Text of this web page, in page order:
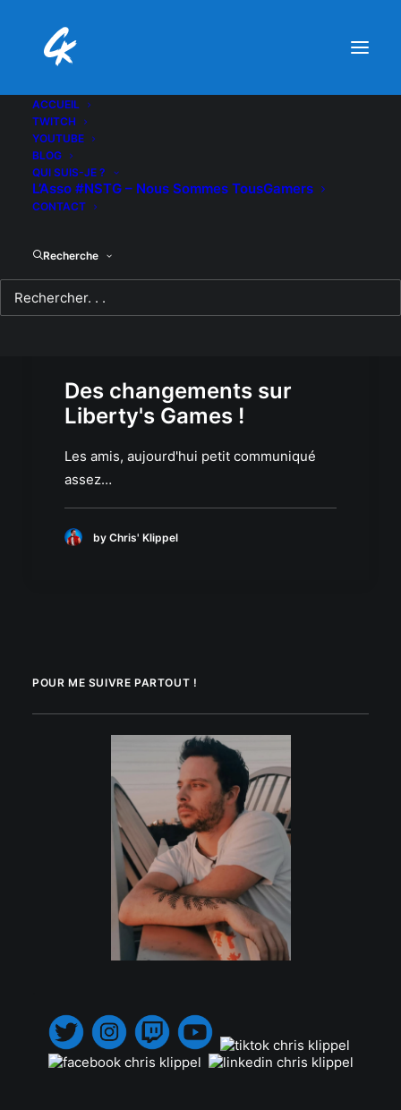
ACCUEIL
TWITCH
YOUTUBE
BLOG
QUI SUIS-JE ?
L’Asso #NSTG – Nous Sommes TousGamers
CONTACT
Recherche
Des changements sur
Liberty's Games !
Les amis, aujourd'hui petit communiqué
assez…
by Chris' Klippel
POUR ME SUIVRE PARTOUT !